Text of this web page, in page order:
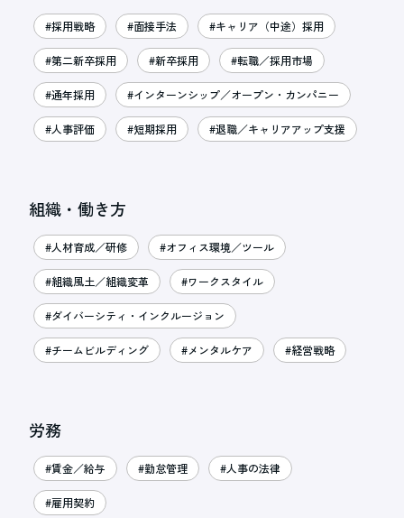
#採用戦略 #面接手法 #キャリア（中途）採用
#第二新卒採用 #新卒採用 #転職／採用市場
#通年採用 #インターンシップ／オープン・カンパニー
#人事評価 #短期採用 #退職／キャリアアップ支援
組織・働き方
#人材育成／研修 #オフィス環境／ツール
#組織風土／組織変革 #ワークスタイル
#ダイバーシティ・インクルージョン
#チームビルディング #メンタルケア #経営戦略
労務
#賃金／給与 #勤怠管理 #人事の法律
#雇用契約